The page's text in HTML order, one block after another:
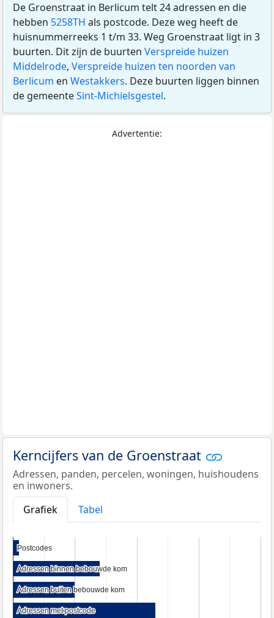
De Groenstraat in Berlicum telt 24 adressen en die
hebben 5258TH als postcode. Deze weg heeft de
huisnummerreeks 1 t/m 33. Weg Groenstraat ligt in 3
buurten. Dit zijn de buurten Verspreide huizen
Middelrode, Verspreide huizen ten noorden van
Berlicum en Westakkers. Deze buurten liggen binnen
de gemeenteSint-Michielsgestel.
Advertentie:
Kerncijfers van de Groenstraat
Adressen, panden, percelen, woningen, huishoudens
en inwoners.
Grafiek
Tabel
Postcodes
Postcodes
Adressen binnen bebouwde kom
Adressen binnen bebouwde kom
Adressen buiten bebouwde kom
Adressen buiten bebouwde kom
Adressen met postcode
Adressen met postcode